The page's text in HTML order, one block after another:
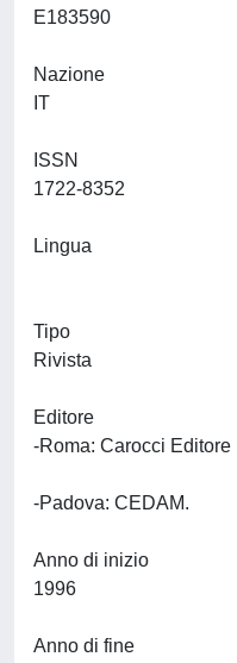
Nazione
ISSN
Lingua
Tipo
Rivista
Editore
-Roma: Carocci Editore
Anno di inizio
Anno di fine